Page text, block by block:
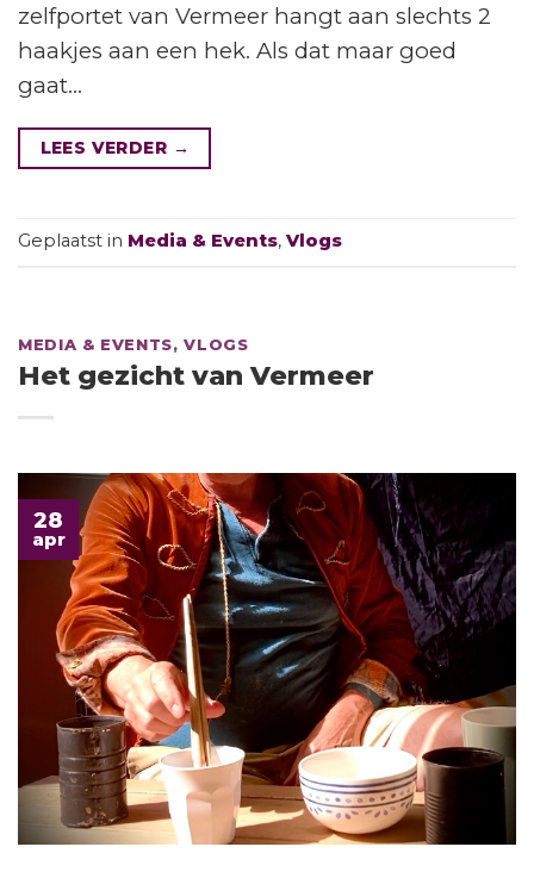
zelfportet van Vermeer hangt aan slechts 2
haakjes aan een hek. Als dat maar goed
gaat…
LEES VERDER →
Geplaatst in Media & Events, Vlogs
MEDIA & EVENTS,VLOGS
Het gezicht van Vermeer
28
apr